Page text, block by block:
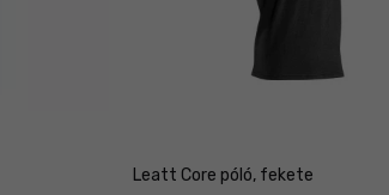
Leatt Core póló, fekete